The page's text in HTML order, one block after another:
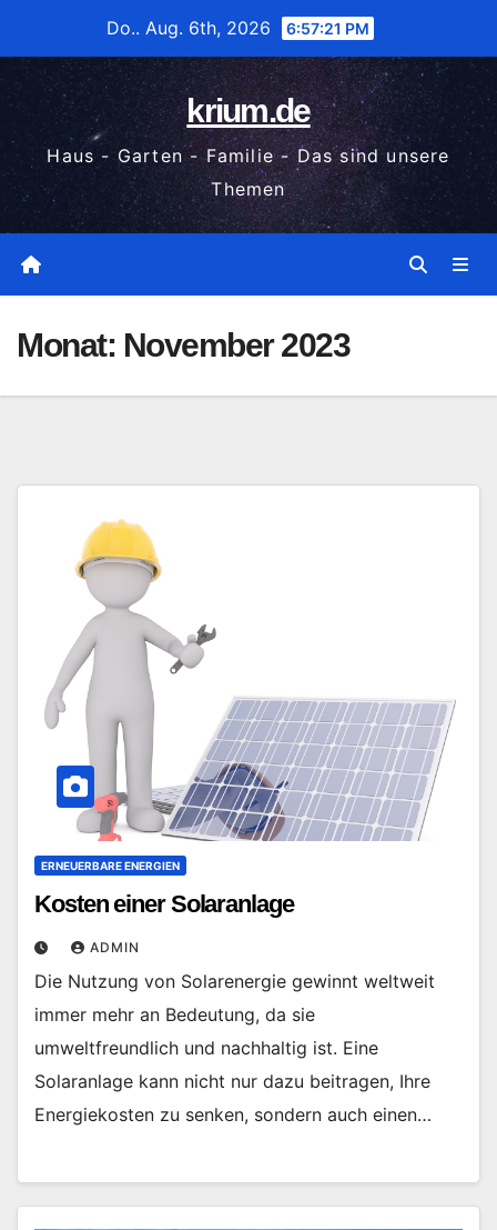
wechseln
Do.. Aug. 6th, 2026 6:57:22 PM
krium.de
Haus - Garten - Familie - Das sind unsere
Themen
Monat: November 2023
ERNEUERBARE ENERGIEN
Kosten einer Solaranlage
ADMIN
Die Nutzung von Solarenergie gewinnt weltweit
immer mehr an Bedeutung, da sie
umweltfreundlich und nachhaltig ist. Eine
Solaranlage kann nicht nur dazu beitragen, Ihre
Energiekosten zu senken, sondern auch einen…